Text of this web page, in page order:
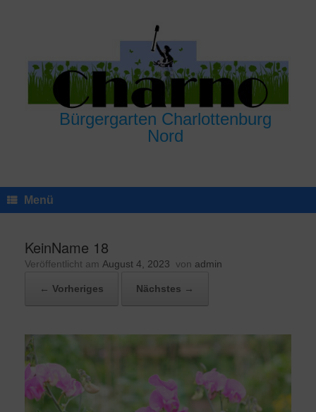
Bürgergarten Charlottenburg
Nord
Menü
KeinName 18
Veröffentlicht am August 4, 2023 von admin
← Vorheriges Nächstes →